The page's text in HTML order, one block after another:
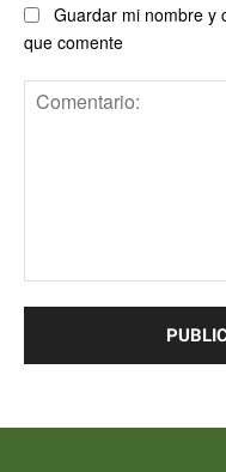
Guardar mi nombre y
que comente